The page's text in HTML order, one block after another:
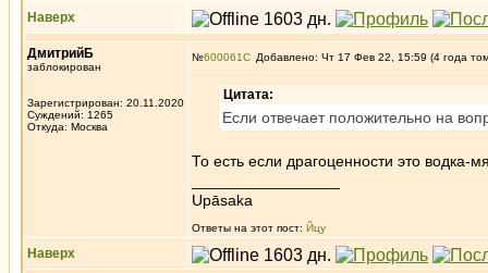
Наверх
ДмитрийБ
заблокирован
Зарегистрирован: 20.11.2020
Суждений: 1265
Откуда: Москва
№600061 Добавлено: Чт 17 Фев 22, 15:59 (4 года
Цитата:
Если отвечает положительно на
То есть если драгоценности это водка-
Upāsaka
Ответы на этот пост: Йцу
Наверх